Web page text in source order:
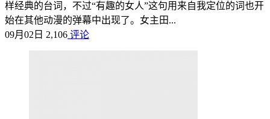
样经典的台词，不过“有趣的女人”这句用来自我定位的词也开
始在其他动漫的弹幕中出现了。女主田...
09月02日 2,106 评论